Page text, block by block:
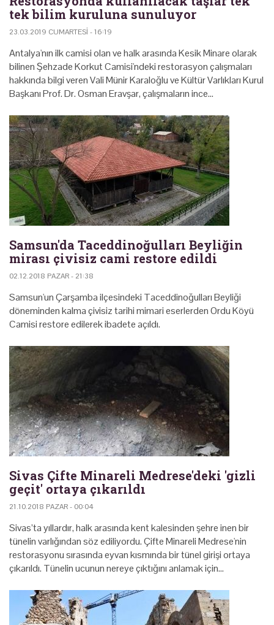
tek bilim kuruluna sunuluyor
23.03.2019 CUMARTESI - 16:19
Antalya'nın ilk camisi olan ve halk arasında Kesik Minare olarak
bilinen Şehzade Korkut Camisi'ndeki restorasyon çalışmaları
hakkında bilgi veren Vali Münir Karaloğlu ve Kültür Varlıkları Kurul
Başkanı Prof. Dr. Osman Eravşar, çalışmaların ince…
Samsun'da Taceddinoğulları Beyliğin
mirası çivisiz cami restore edildi
02.12.2018 PAZAR - 21:38
Samsun'un Çarşamba ilçesindeki Taceddinoğulları Beyliği
döneminden kalma çivisiz tarihi mimari eserlerden Ordu Köyü
Camisi restore edilerek ibadete açıldı.
Sivas Çifte Minareli Medrese'deki 'gizli
geçit' ortaya çıkarıldı
21.10.2018 PAZAR - 00:04
Sivas’ta yıllardır, halk arasında kent kalesinden şehre inen bir
tünelin varlığından söz ediliyordu. Çifte Minareli Medrese'nin
restorasyonu sırasında eyvan kısmında bir tünel girişi ortaya
çıkarıldı. Tünelin ucunun nereye çıktığını anlamak için…